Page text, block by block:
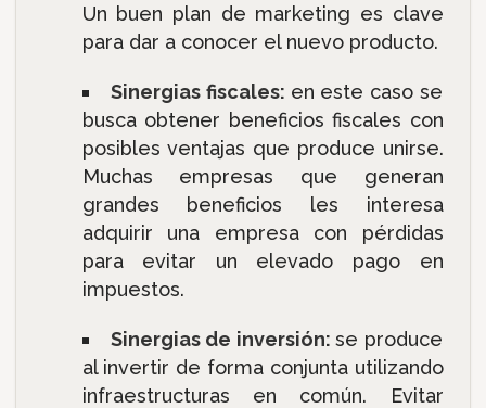
Un buen plan de marketing es clave
para dar a conocer el nuevo producto.
Sinergias fiscales: en este caso se
busca obtener beneficios fiscales con
posibles ventajas que produce unirse.
Muchas empresas que generan
grandes beneficios les interesa
adquirir una empresa con pérdidas
para evitar un elevado pago en
impuestos.
Sinergias de inversión:se produce
al invertir de forma conjunta utilizando
infraestructuras en común. Evitar